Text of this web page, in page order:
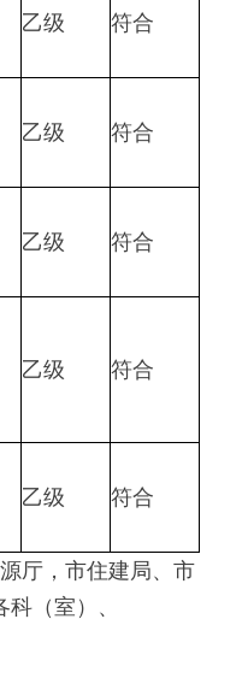
乙级 符合
乙级 符合
乙级 符合
乙级 符合
乙级 符合
厅，市住建局、市
（室）、